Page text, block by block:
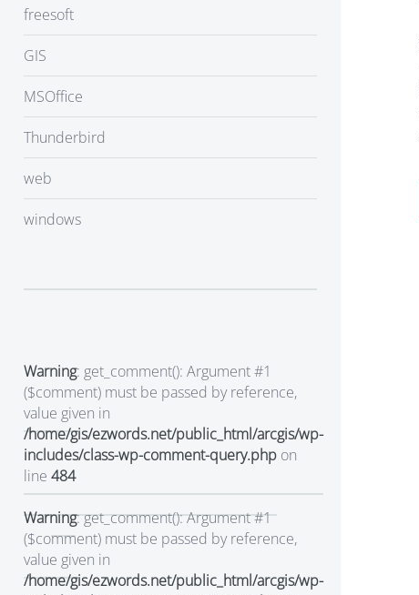
freesoft
GIS
MSOffice
Thunderbird
web
windows
Warning: get_comment(): Argument #1
($comment) must be passed by reference,
value given in
/home/gis/ezwords.net/public_html/arcgis/wp-
includes/class-wp-comment-query.php on
line 484
Warning: get_comment(): Argument #1
($comment) must be passed by reference,
value given in
/home/gis/ezwords.net/public_html/arcgis/wp-